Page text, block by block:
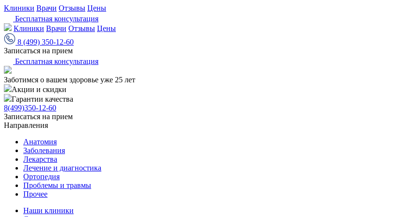
Клиники Врачи Отзывы Цены
Бесплатная консультация
Клиники Врачи Отзывы Цены
8 (499) 350-12-60
Записаться на прием
Бесплатная консультация
Заботимся о вашем здоровье уже 25 лет
Акции и скидки
Гарантии качества
8(499)350-12-60
Записаться на прием
Направления
Анатомия
Заболевания
Лекарства
Лечение и диагностика
Ортопедия
Проблемы и травмы
Прочее
Наши клиники